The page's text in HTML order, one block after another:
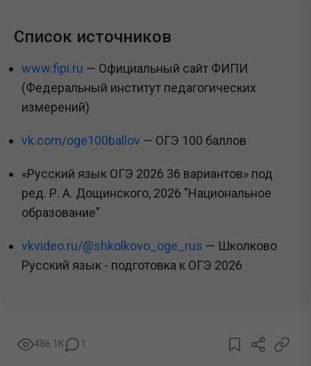
Список источников
www.fipi.ru — Официальный сайт ФИПИ
(Федеральный институт педагогических
измерений)
vk.com/oge100ballov — ОГЭ 100 баллов
«Русский язык ОГЭ 2026 36 вариантов» под
ред. Р. А. Дощинского, 2026 "Национальное
образование"
vkvideo.ru/@shkolkovo_oge_rus — Школково
Русский язык - подготовка к ОГЭ 2026
486.1K 1